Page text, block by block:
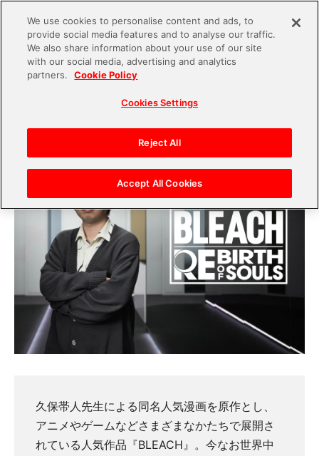
2025.03.21
生”とは？――卍解とともによみがえる熱狂
久保帯人先生による同名人気漫画を原作とし、
アニメやゲームなどさまざまなかたちで展開さ
れている人気作品『BLEACH』。今なお世界中
We use cookies to personalise content and ads, to
provide social media features and to analyse our traffic.
We also share information about your use of our site
with our social media, advertising and analytics
partners.
Cookie Policy
Cookies Settings
Reject All
Accept All Cookies